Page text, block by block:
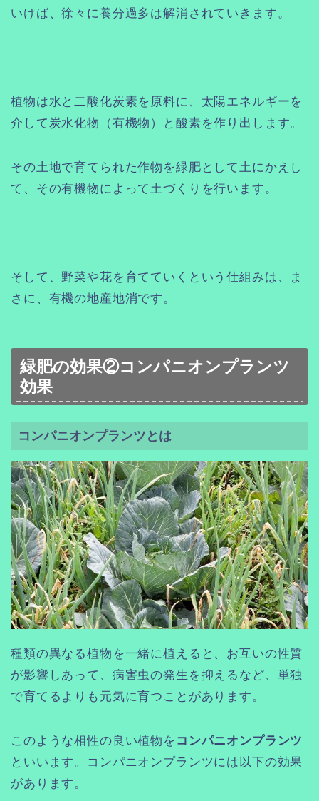
いけば、徐々に養分過多は解消されていきます。
植物は水と二酸化炭素を原料に、太陽エネルギーを
介して炭水化物（有機物）と酸素を作り出します。
その土地で育てられた作物を緑肥として土にかえし
て、その有機物によって土づくりを行います。
そして、野菜や花を育てていくという仕組みは、ま
さに、有機の地産地消です。
緑肥の効果②コンパニオンプランツ
効果
コンパニオンプランツとは
種類の異なる植物を一緒に植えると、お互いの性質
が影響しあって、病害虫の発生を抑えるなど、単独
で育てるよりも元気に育つことがあります。
このような相性の良い植物を コンパニオンプランツ
といいます。コンパニオンプランツには以下の効果
があります。